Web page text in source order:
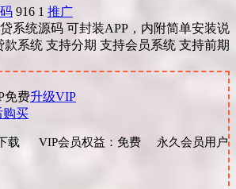
916 1 推广
系统源码 可封装APP，内附简单安装说
系统 支持分期 支持会员系统 支持前期
免费升级VIP
购买
下载 VIP会员权益：免费 永久会员用户